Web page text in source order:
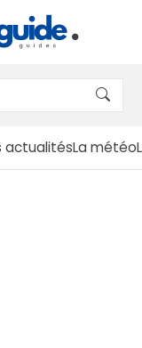
actualitésLa météo